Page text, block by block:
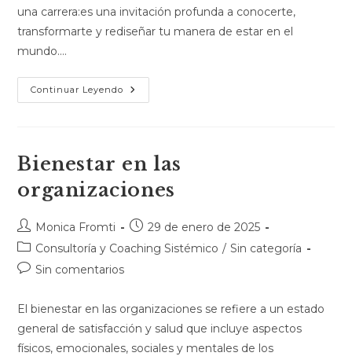
una carrera:es una invitación profunda a conocerte,
transformarte y rediseñar tu manera de estar en el
mundo.…
Continuar Leyendo
Bienestar en las
organizaciones
Monica Fromti
29 de enero de 2025
Consultoría y Coaching Sistémico / Sin categoría
Sin comentarios
El bienestar en las organizaciones se refiere a un estado
general de satisfacción y salud que incluye aspectos
físicos, emocionales, sociales y mentales de los